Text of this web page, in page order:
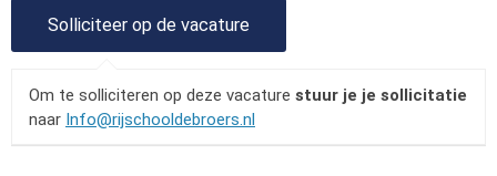
Om te solliciteren op deze vacature stuur je je sollicitatie
naar Info@rijschooldebroers.nl